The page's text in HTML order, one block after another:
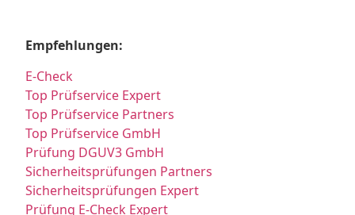
Empfehlungen:
E-Check
Top Prüfservice Expert
Top Prüfservice Partners
Top Prüfservice GmbH
Prüfung DGUV3 GmbH
Sicherheitsprüfungen Partners
Sicherheitsprüfungen Expert
Prüfung E-Check Expert